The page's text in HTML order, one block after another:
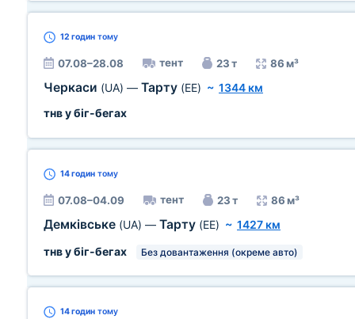
12 годин тому
07.08–28.08 тент 23 т 86 м³
Черкаси (UA) — Тарту (EE) ~ 1344 км
тнв у біг-бегах
14 годин тому
07.08–04.09 тент 23 т 86 м³
Демківське (UA) — Тарту (EE) ~ 1427 км
тнв у біг-бегах
Без довантаження (окреме авто)
14 годин тому